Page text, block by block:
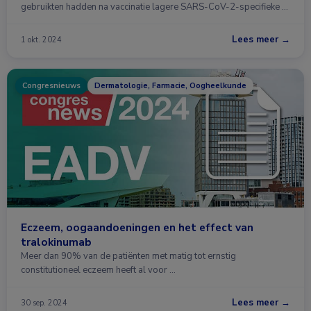
gebruikten hadden na vaccinatie lagere SARS-CoV-2-specifieke …
1 okt. 2024 Lees meer →
Congresnieuws Dermatologie, Farmacie, Oogheelkunde
Eczeem, oogaandoeningen en het effect van
tralokinumab
Meer dan 90% van de patiënten met matig tot ernstig
constitutioneel eczeem heeft al voor …
30 sep. 2024 Lees meer →